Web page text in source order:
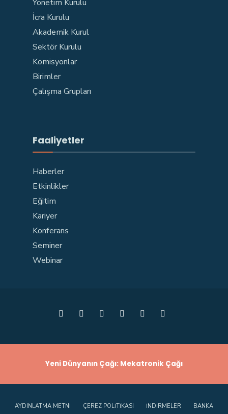
Yönetim Kurulu
İcra Kurulu
Akademik Kurul
Sektör Kurulu
Komisyonlar
Birimler
Çalışma Grupları
Faaliyetler
Haberler
Etkinlikler
Eğitim
Kariyer
Konferans
Seminer
Webinar
Yeni Dünyanın Çağı: Mekatronik Çağı
AYDINLATMA METNI ÇEREZ POLITIKASI İNDIRMELER BANKA